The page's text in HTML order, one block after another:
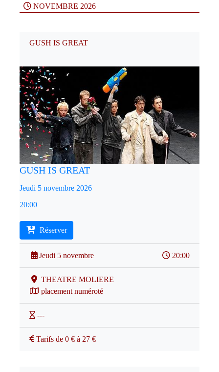
NOVEMBRE 2026
GUSH IS GREAT
GUSH IS GREAT
Jeudi 5 novembre 2026
20:00
Réserver
Jeudi 5 novembre 20:00
THEATRE MOLIERE
placement numéroté
---
Tarifs de 0 € à 27 €